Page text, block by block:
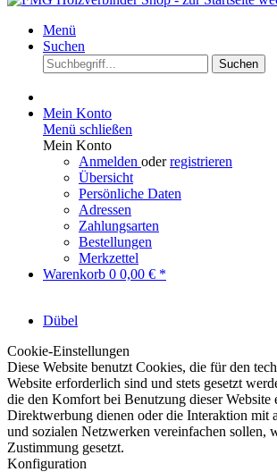
Menü
Suchen
Suchen
Mein Konto
Menü schließen
Mein Konto
Anmelden oderregistrieren
Übersicht
Persönliche Daten
Adressen
Zahlungsarten
Bestellungen
Merkzettel
Warenkorb 0 0,00 € *
Dübel
Cookie-Einstellungen
Diese Website benutzt Cookies, die für den
Website erforderlich sind und stets gesetzt
die den Komfort bei Benutzung dieser Website
Direktwerbung dienen oder die Interaktion mit
und sozialen Netzwerken vereinfachen sollen,
Zustimmung gesetzt.
Konfiguration